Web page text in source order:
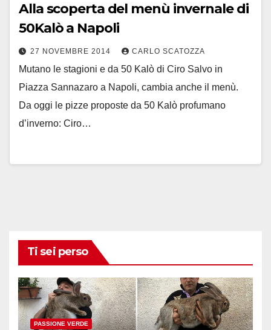
Alla scoperta del menù invernale di
50Kalò a Napoli
27 NOVEMBRE 2014 CARLO SCATOZZA
Mutano le stagioni e da 50 Kalò di Ciro Salvo in
Piazza Sannazaro a Napoli, cambia anche il menù.
Da oggi le pizze proposte da 50 Kalò profumano
d’inverno: Ciro…
Ti sei perso
PASSIONE VERDE